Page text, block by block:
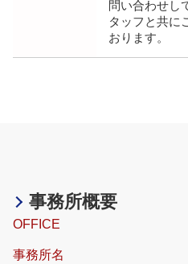
問い合わせし
タッフと共に
おります。
事務所概要
OFFICE
事務所名